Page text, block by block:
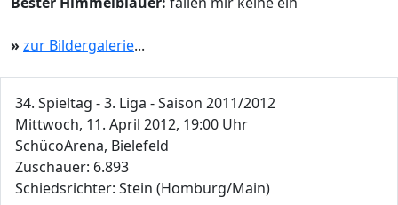
» zur Bildergalerie...
34. Spieltag - 3. Liga - Saison 2011/2012
Mittwoch, 11. April 2012, 19:00 Uhr
SchücoArena, Bielefeld
Zuschauer: 6.893
Schiedsrichter: Stein (Homburg/Main)